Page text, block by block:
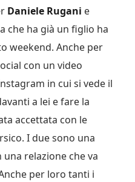
Daniele Rugani e
che ha già un figlio ha
weekend. Anche per
con un video
in cui si vede il
a lei e fare la
accettata con le
I due sono una
relazione che va
per loro tanti i